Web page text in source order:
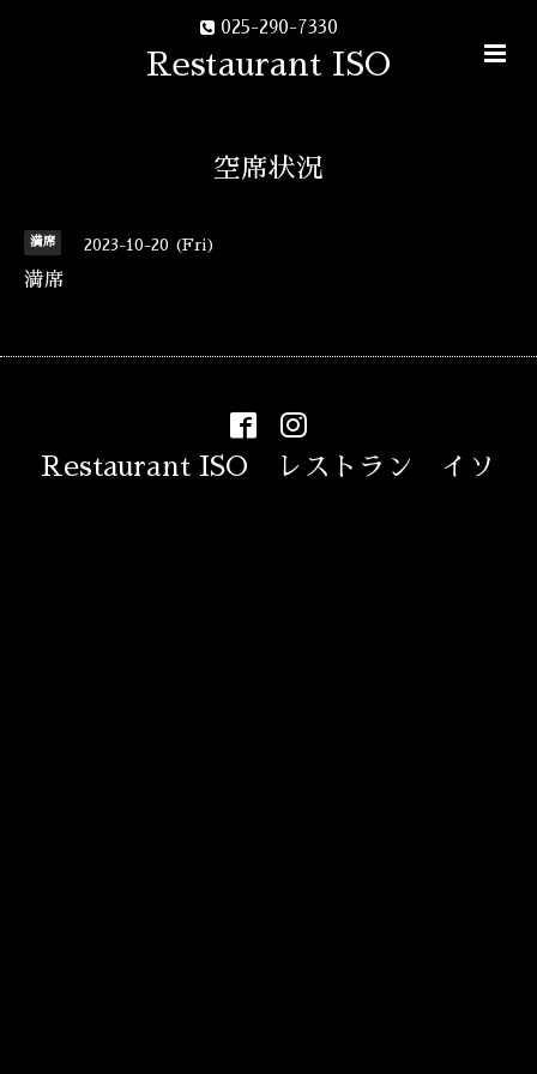
025-290-7330
Restaurant ISO
空席状況
満席 2023-10-20 (Fri)
満席
Restaurant ISO レストラン イソ